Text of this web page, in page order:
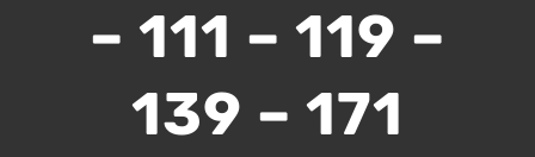
– 111 – 119 –
139 – 171